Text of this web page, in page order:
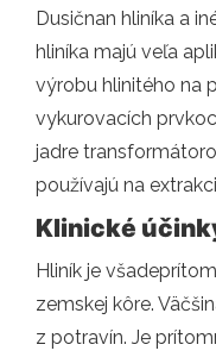
Dusičnan hliníka a
hliníka majú veľa
výrobu hlinitého na
vykurovacích
jadre
používajú na
Klinické
Hliník je
zemskej kôre.
z potravín. Je